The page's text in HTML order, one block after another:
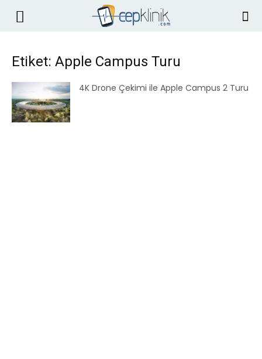
Etiket: Apple Campus Turu
4K Drone Çekimi ile Apple Campus 2 Turu